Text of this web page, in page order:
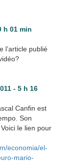
h 01 min
l’article publié
- 5 h 16
Canfin est
Son
le lien pour
economia/el-
mario-